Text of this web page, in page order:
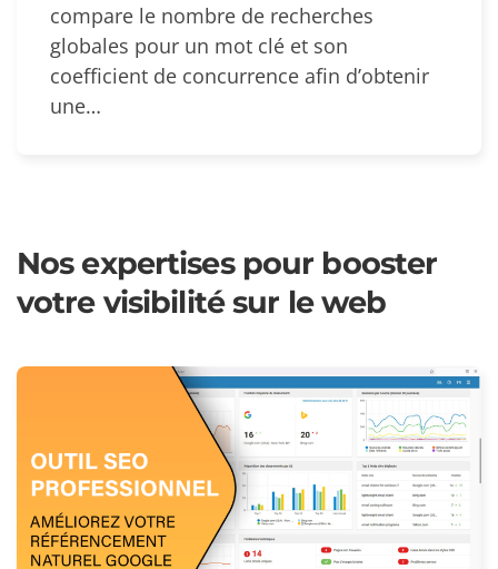
compare le nombre de recherches
globales pour un mot clé et son
coefficient de concurrence afin d’obtenir
une…
Nos expertises pour booster
votre visibilité sur le web